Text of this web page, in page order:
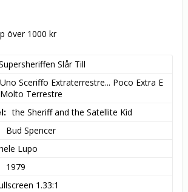
över 1000 kr
Slår Till
Uno Sceriffo Extraterrestre... Poco Extra E
Molto Terrestre
the Sheriff and the Satellite Kid
Bud Spencer
Lupo
1979
1.33:1